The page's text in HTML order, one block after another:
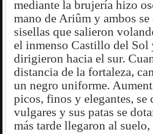
mediante la brujería hizo
mano de Ariûm y ambos
sisellas que salieron
el inmenso Castillo del Sol
dirigieron hacia el sur.
distancia de la fortaleza,
un negro uniforme.
picos, finos y elegantes,
vulgares y sus patas se
más tarde llegaron al